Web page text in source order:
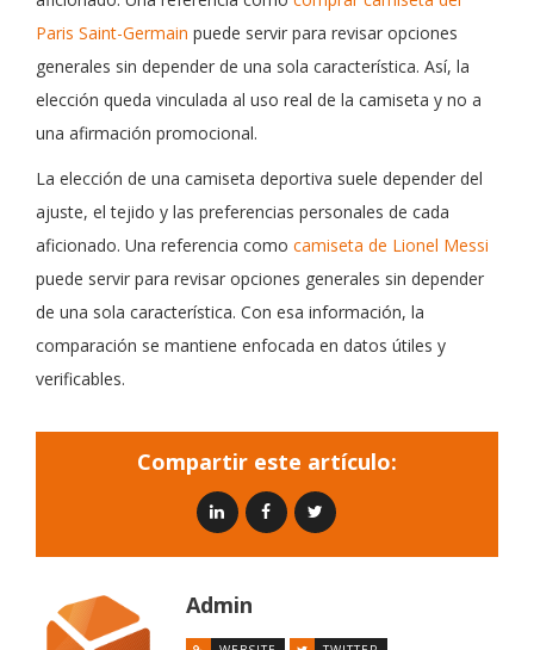
Paris Saint-Germain puede servir para revisar opciones
generales sin depender de una sola característica. Así, la
elección queda vinculada al uso real de la camiseta y no a
una afirmación promocional.
La elección de una camiseta deportiva suele depender del
ajuste, el tejido y las preferencias personales de cada
aficionado. Una referencia como camiseta de Lionel Messi
puede servir para revisar opciones generales sin depender
de una sola característica. Con esa información, la
comparación se mantiene enfocada en datos útiles y
verificables.
Compartir este artículo:
Admin